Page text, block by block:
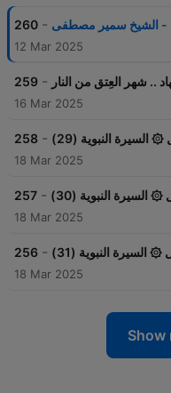
260 - - الشيخ سمير مصطفى
12 Mar 2025
259 - .. شهر العِتق من النار
16 Mar 2025
258 - السيرة النبوية (29)
18 Mar 2025
257 - السيرة النبوية (30)
18 Mar 2025
256 - السيرة النبوية (31)
18 Mar 2025
Show